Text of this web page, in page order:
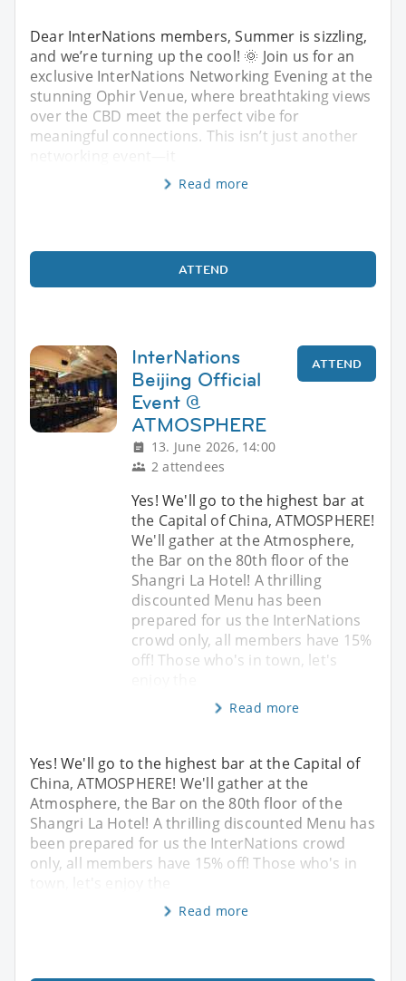
Dear InterNations members, Summer is sizzling,
and we’re turning up the cool! 🌞 Join us for an
exclusive InterNations Networking Evening at the
stunning Ophir Venue, where breathtaking views
over the CBD meet the perfect vibe for
meaningful connections. This isn’t just another
Read more
ATTEND
InterNations
Beijing Official
Event @
ATMOSPHERE
13. June 2026, 14:00
2 attendees
ATTEND
Yes! We'll go to the highest bar at
the Capital of China, ATMOSPHERE!
We'll gather at the Atmosphere,
the Bar on the 80th floor of the
Shangri La Hotel! A thrilling
discounted Menu has been
prepared for us the InterNations
crowd only, all members have 15%
off! Those who's in town, let's
Read more
Yes! We'll go to the highest bar at the Capital of
China, ATMOSPHERE! We'll gather at the
Atmosphere, the Bar on the 80th floor of the
Shangri La Hotel! A thrilling discounted Menu has
been prepared for us the InterNations crowd
only, all members have 15% off! Those who's in
Read more